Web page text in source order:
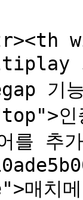
인
를
매치